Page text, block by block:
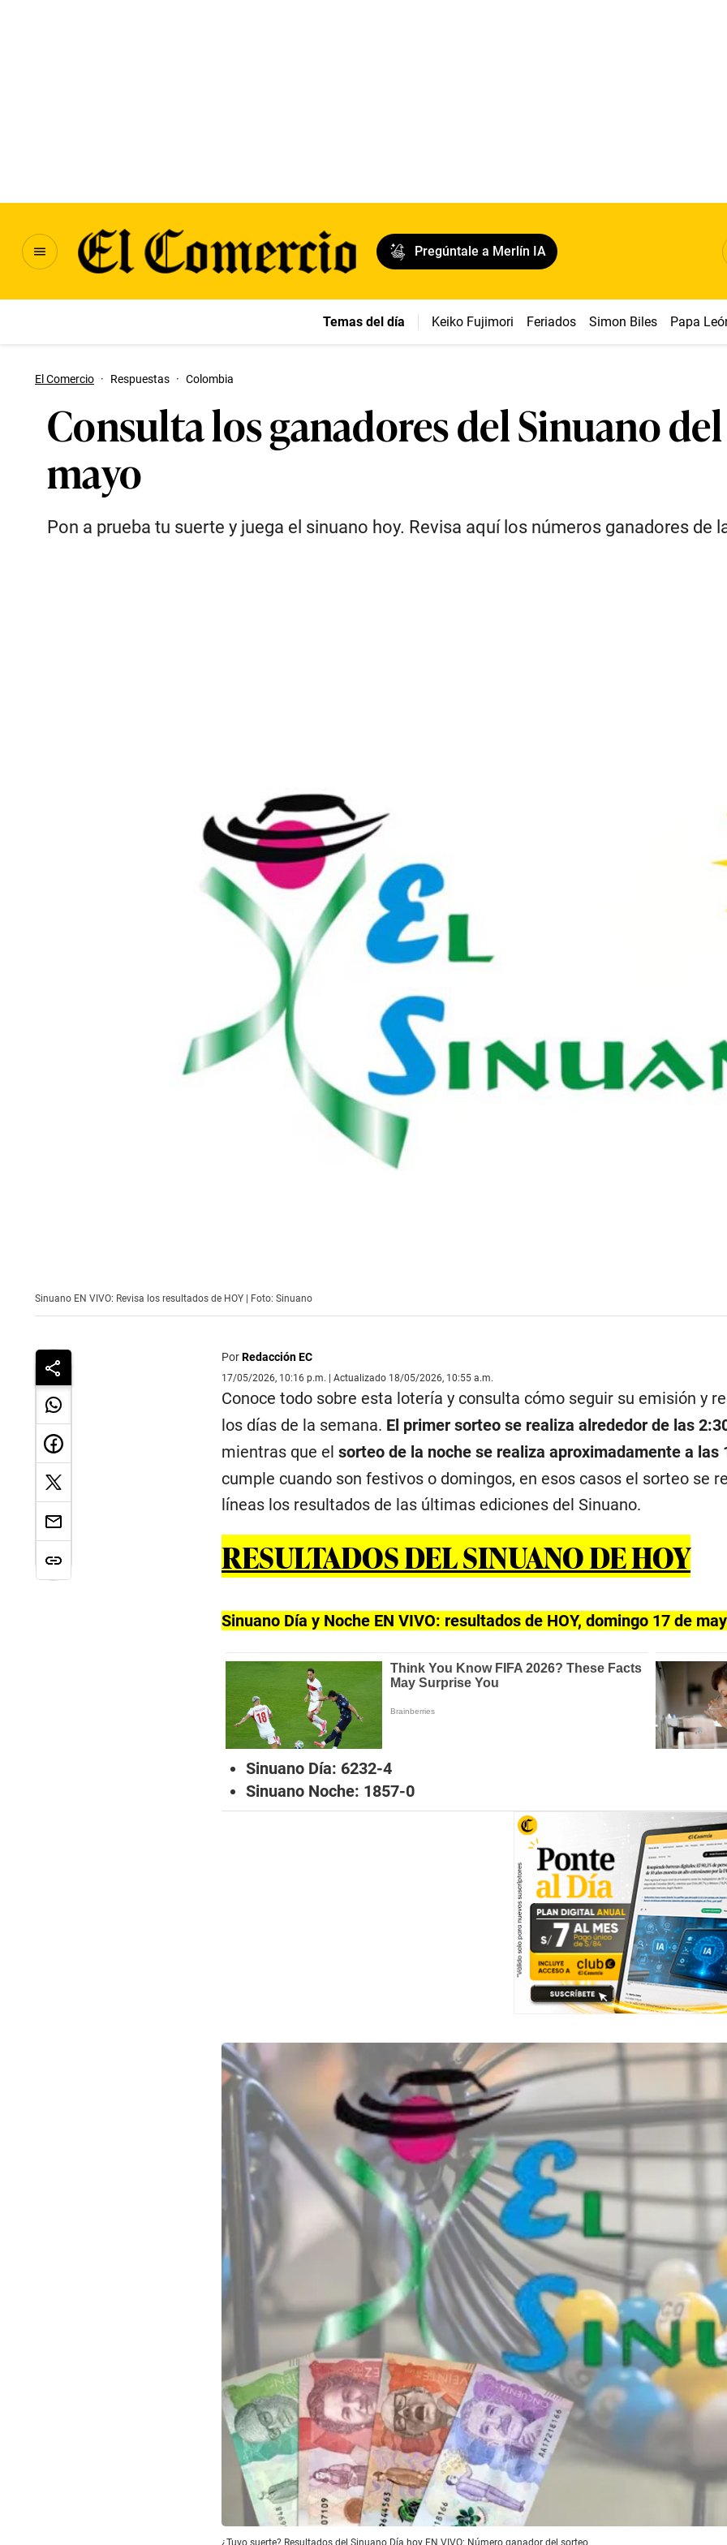
Pregúntale a Merlín IA
Temas del día Keiko Fujimori Feriados Simon Biles Papa
El Comercio · Respuestas · Colombia
Consulta los ganadores del Sinuano
mayo
Pon a prueba tu suerte y juega el sinuano hoy. Revisa aquí los números ganadores de
Sinuano EN VIVO: Revisa los resultados de HOY | Foto: Sinuano
PorRedacción EC
17/05/2026, 10:16 p.m. | Actualizado 18/05/2026, 10:55 a.m.
Conoce todo sobre esta lotería y consulta cómo seguir su emisión y
los días de la semana. El primer sorteo se realiza alrededor de las
mientras que elsorteo de la noche se realiza aproximadamente a las
cumple cuando son festivos o domingos, en esos casos el sorteo se
líneas los resultados de las últimas ediciones del Sinuano.
RESULTADOS DEL SINUANO DE HOY
Sinuano Día y Noche EN VIVO: resultados de HOY, domingo 17 de
Sinuano Día: 6232-4
Sinuano Noche: 1857-0
¿Tuvo suerte? Resultados del Sinuano Día hoy EN VIVO: Número ganador del sorteo